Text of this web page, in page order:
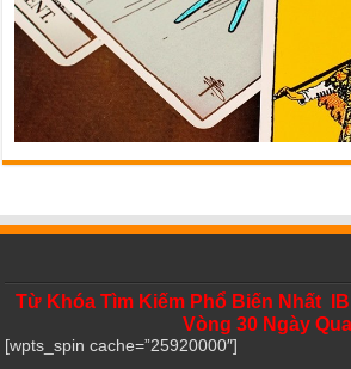
Từ Khóa Tìm Kiếm Phổ Biến Nhất
Vòng 30 Ngày Qua
[wpts_spin cache=”25920000″]